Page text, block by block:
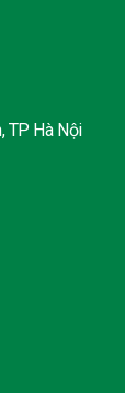
TP Hà Nội